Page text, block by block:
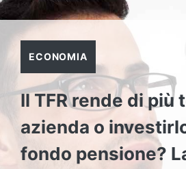
ECONOMIA
Il TFR rende di più
azienda o
fondo pensione?